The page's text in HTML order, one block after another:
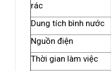
rác
Dung tích bình nước
Nguồn điện
Thời gian làm việc